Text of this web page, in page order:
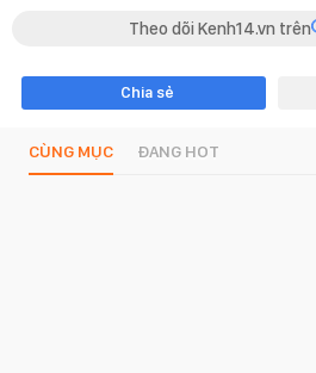
Theo dõi Kenh14.vn trên
Chia sẻ
CÙNG MỤC ĐANG HOT